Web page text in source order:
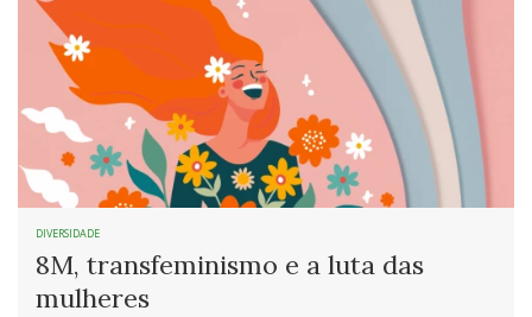
DIVERSIDADE
8M, transfeminismo e a luta das
mulheres